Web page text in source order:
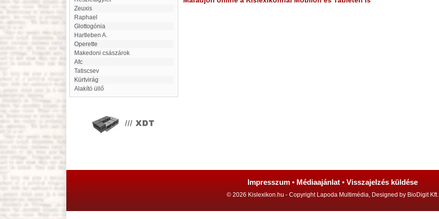
Zeuxis
Raphael
glottogónia
Hartleben A.
Operette
Makedoni császárok
afc
Tatiscsev
Kürtvirág
Alakító üllő
Impresszum • Médiaajánlat • Visszajelzés küldése
© 2026 Kislexikon.hu - Copyright Lapoda Multimédia, Designed by BioDigit Kft.